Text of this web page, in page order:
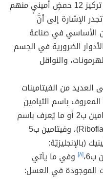
في حين يمكن معرفة تركيز 12 حمضٍ أمينيٍ منهم
الإشارة إلى أنَّ
الأساسي في صناعة
الضرورية في الجسم
والنواقل
من الفيتامينات
، وفيتامين ب1 المعروف باسم الثيامين
(بالإنجليزية: Thiamine)، وفيتامين ب2 أو ما يُعرف باسم
الرايبوفلافين (بالإنجليزية: Riboflavin)، وفيتامين ب5
(بالإنجليزيّة:
[٨] وفي ما يأتي
الموجودة في العسل: